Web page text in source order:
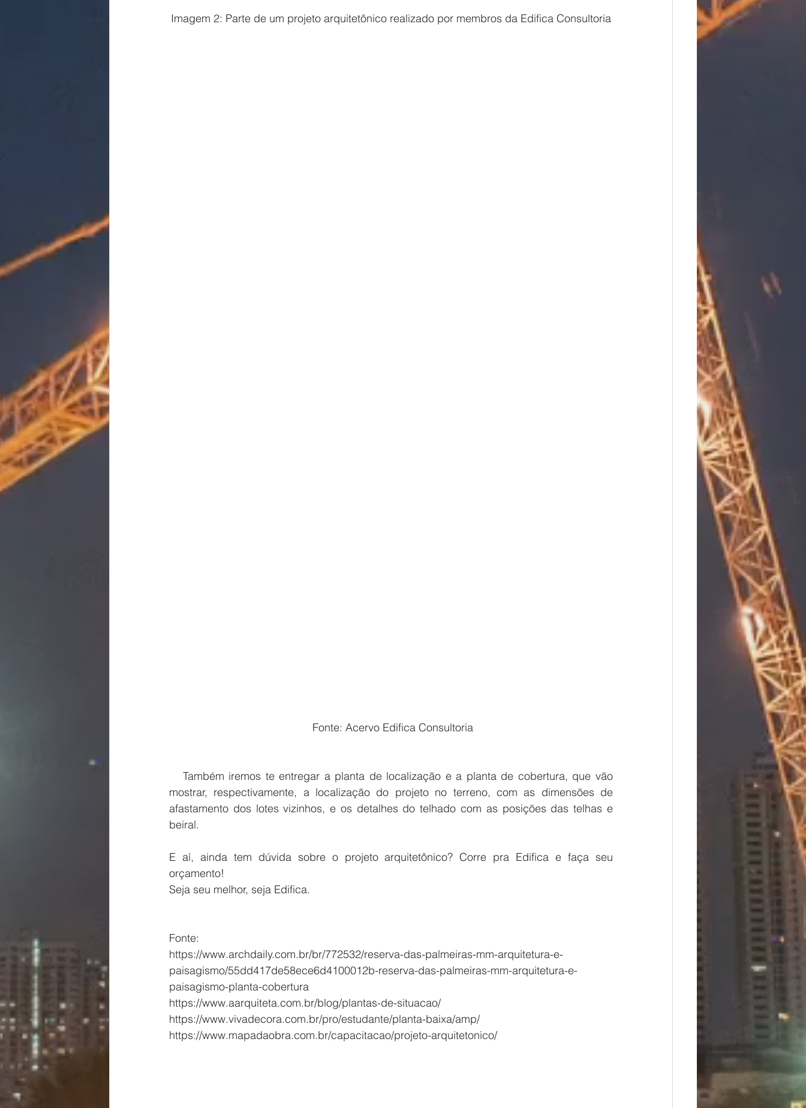
Imagem 2: Parte de um projeto arquitetônico realizado por membros da Edifica Consultoria
Fonte: Acervo Edifica Consultoria
mostrar, respectivamente, a localização do projeto no terreno, com as dimensões de
afastamento dos lotes vizinhos, e os detalhes do telhado com as posições das telhas e
beiral.
E aí, ainda tem dúvida sobre o projeto arquitetônico? Corre pra Edifica e faça seu
orçamento!
Seja seu melhor, seja Edifica.
Fonte:
https://www.archdaily.com.br/br/772532/reserva-das-palmeiras-mm-arquitetura-e-
paisagismo/55dd417de58ece6d4100012b-reserva-das-palmeiras-mm-arquitetura-e-
paisagismo-planta-cobertura
https://www.aarquiteta.com.br/blog/plantas-de-situacao/
https://www.vivadecora.com.br/pro/estudante/planta-baixa/amp/
https://www.mapadaobra.com.br/capacitacao/projeto-arquitetonico/